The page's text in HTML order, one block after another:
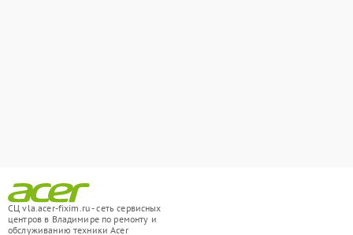
СЦ vla.acer-fixim.ru - сеть сервисных
центров в Владимире по ремонту и
обслуживанию техники Acer